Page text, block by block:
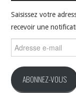
Saisissez votre
recevoir une
e-
ABONNEZ-VOUS